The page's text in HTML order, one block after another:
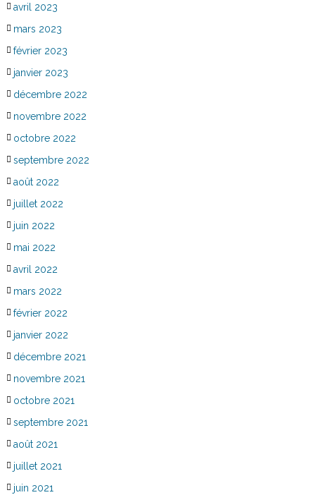
avril 2023
mars 2023
février 2023
janvier 2023
décembre 2022
novembre 2022
octobre 2022
septembre 2022
août 2022
juillet 2022
juin 2022
mai 2022
avril 2022
mars 2022
février 2022
janvier 2022
décembre 2021
novembre 2021
octobre 2021
septembre 2021
août 2021
juillet 2021
juin 2021